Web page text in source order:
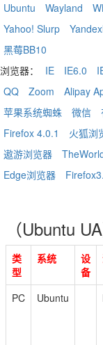
Ubuntu
Wayland
Yahoo! Slurp
黑莓BB10
浏览器：
IE IE6.0
QQ
Zoom Alipay
苹果系统蜘蛛
微信
Firefox 4.0.1
火狐浏
遨游浏览器
Edge浏览器
（Ubuntu
类
型
系统
设
备
PC Ubuntu